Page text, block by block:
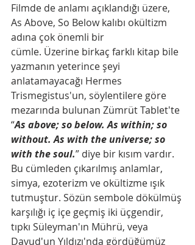
Filmde de anlamı açıklandığı üzere,
As Above, So Below kalıbı okültizm
adına çok önemli bir
cümle. Üzerine birkaç farklı kitap bile
yazmanın yeterince şeyi
anlatamayacağı Hermes
Trismegistus'un, söylentilere göre
mezarında bulunan Zümrüt Tablet'te
“As above; so below. As within; so
without. As with the universe; so
with the soul.” diye bir kısım vardır.
Bu cümleden çıkarılmış anlamlar,
simya, ezoterizm ve okültizme ışık
tutmuştur. Sözün sembole dökülmüş
karşılığı iç içe geçmiş iki üçgendir,
tıpkı Süleyman'ın Mührü, veya
Davud'un Yıldızı'nda gördüğümüz